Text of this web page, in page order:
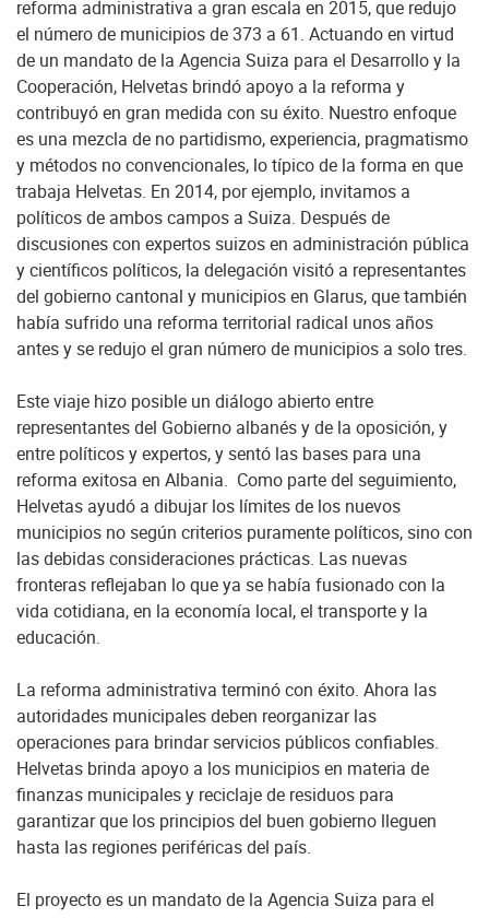
reforma administrativa a gran escala en 2015, que redujo
el número de municipios de 373 a 61. Actuando en virtud
de un mandato de la Agencia Suiza para el Desarrollo y la
Cooperación, Helvetas brindó apoyo a la reforma y
contribuyó en gran medida con su éxito. Nuestro enfoque
es una mezcla de no partidismo, experiencia, pragmatismo
y métodos no convencionales, lo típico de la forma en que
trabaja Helvetas. En 2014, por ejemplo, invitamos a
políticos de ambos campos a Suiza. Después de
discusiones con expertos suizos en administración pública
y científicos políticos, la delegación visitó a representantes
del gobierno cantonal y municipios en Glarus, que también
había sufrido una reforma territorial radical unos años
antes y se redujo el gran número de municipios a solo tres.
Este viaje hizo posible un diálogo abierto entre
representantes del Gobierno albanés y de la oposición, y
entre políticos y expertos, y sentó las bases para una
reforma exitosa en Albania. Como parte del seguimiento,
Helvetas ayudó a dibujar los límites de los nuevos
municipios no según criterios puramente políticos, sino con
las debidas consideraciones prácticas. Las nuevas
fronteras reflejaban lo que ya se había fusionado con la
vida cotidiana, en la economía local, el transporte y la
educación.
La reforma administrativa terminó con éxito. Ahora las
autoridades municipales deben reorganizar las
operaciones para brindar servicios públicos confiables.
Helvetas brinda apoyo a los municipios en materia de
finanzas municipales y reciclaje de residuos para
garantizar que los principios del buen gobierno lleguen
hasta las regiones periféricas del país.
El proyecto es un mandato de la Agencia Suiza para el